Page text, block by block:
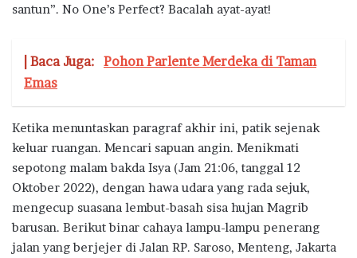
santun”. No One’s Perfect? Bacalah ayat-ayat!
| Baca Juga: Pohon Parlente Merdeka di Taman
Emas
Ketika menuntaskan paragraf akhir ini, patik sejenak
keluar ruangan. Mencari sapuan angin. Menikmati
sepotong malam bakda Isya (Jam 21:06, tanggal 12
Oktober 2022), dengan hawa udara yang rada sejuk,
mengecup suasana lembut-basah sisa hujan Magrib
barusan. Berikut binar cahaya lampu-lampu penerang
jalan yang berjejer di Jalan RP. Saroso, Menteng, Jakarta